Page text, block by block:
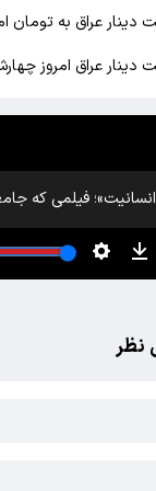
عراق به تومان امروز سه
عراق امروز چهارشنبه ۲۳
انسانیت»؛ فیلمی که
نظر